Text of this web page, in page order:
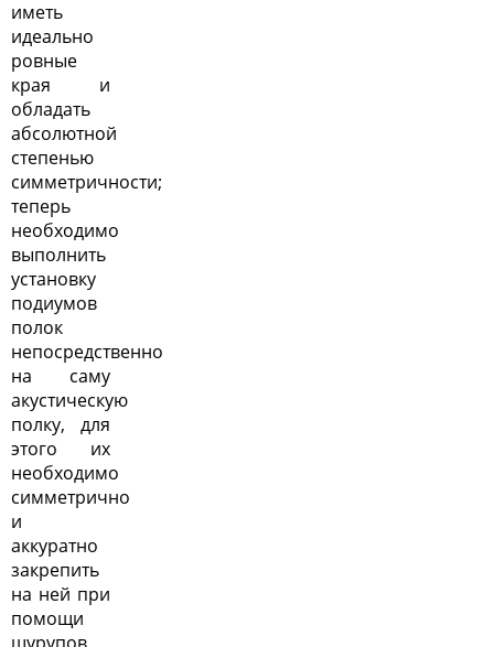
иметь
идеально
ровные
края и
обладать
абсолютной
степенью
симметричности;
теперь
необходимо
выполнить
установку
подиумов
полок
непосредственно
на саму
акустическую
полку, для
этого их
необходимо
симметрично
и
аккуратно
закрепить
на ней при
помощи